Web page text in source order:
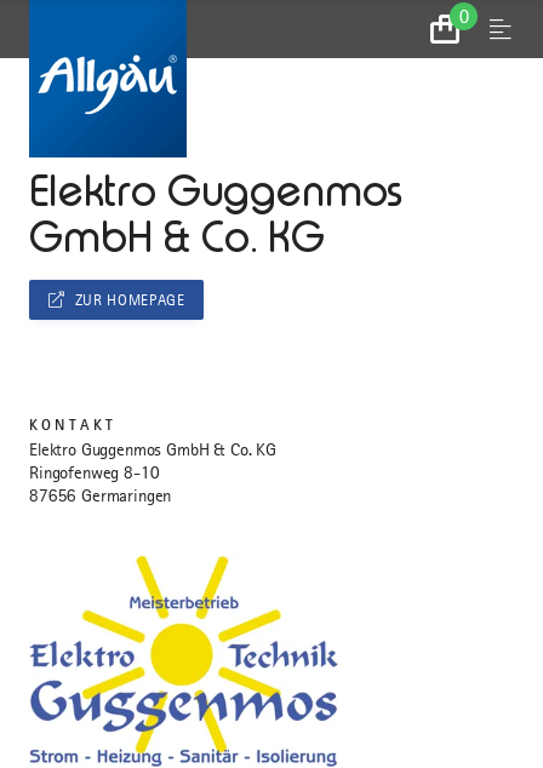
0
Zum
Warenkorb
Menu
Elektro Guggenmos
GmbH & Co. KG
ZUR HOMEPAGE
KONTAKT
Elektro Guggenmos GmbH & Co. KG
Ringofenweg 8-10
87656 Germaringen